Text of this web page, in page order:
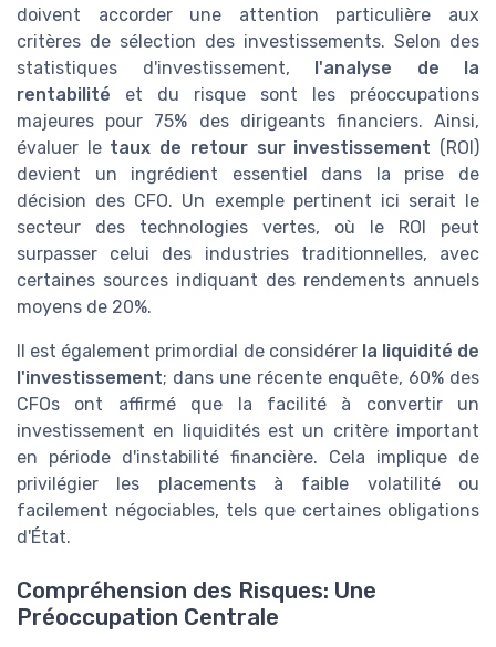
doivent accorder une attention particulière aux
critères de sélection des investissements. Selon des
statistiques d'investissement, l'analyse de la
rentabilité et du risque sont les préoccupations
majeures pour 75% des dirigeants financiers. Ainsi,
évaluer le taux de retour sur investissement (ROI)
devient un ingrédient essentiel dans la prise de
décision des CFO. Un exemple pertinent ici serait le
secteur des technologies vertes, où le ROI peut
surpasser celui des industries traditionnelles, avec
certaines sources indiquant des rendements annuels
moyens de 20%.
Il est également primordial de considérer la liquidité de
l'investissement; dans une récente enquête, 60% des
CFOs ont affirmé que la facilité à convertir un
investissement en liquidités est un critère important
en période d'instabilité financière. Cela implique de
privilégier les placements à faible volatilité ou
facilement négociables, tels que certaines obligations
d'État.
Compréhension des Risques: Une
Préoccupation Centrale